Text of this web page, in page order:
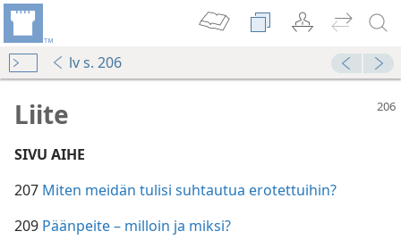
lv s. 206
Liite
SIVU AIHE
207 Miten meidän tulisi suhtautua erotettuihin?
209 Päänpeite – milloin ja miksi?